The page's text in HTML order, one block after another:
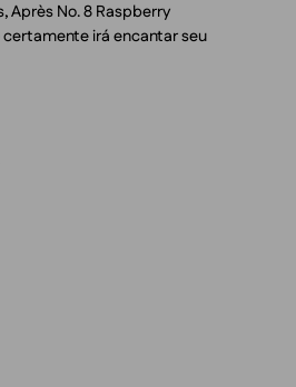
Après No. 8 Raspberry
irá encantar seu